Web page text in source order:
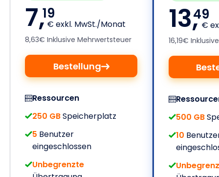
7,19
€ exkl. MwSt./Monat
8,63€ Inklusive Mehrwertsteuer
Bestellung
Ressourcen
250 GBSpeicherplatz
5 Benutzer
eingeschlossen
Unbegrenzte
13,49
€
16,19€
500 GB
10